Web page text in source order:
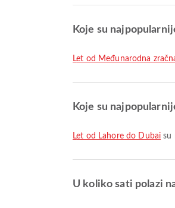
Koje su
let od Međunarodna
Koje su
let od Lahore do Dubai su
U koliko sati polazi